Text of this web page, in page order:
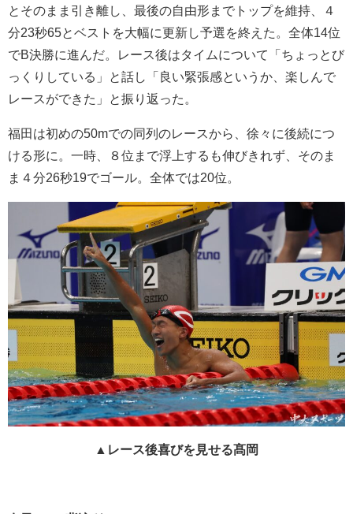
とそのまま引き離し、最後の自由形までトップを維持、４
分23秒65とベストを大幅に更新し予選を終えた。全体14位
でB決勝に進んだ。レース後はタイムについて「ちょっとび
っくりしている」と話し「良い緊張感というか、楽しんで
レースができた」と振り返った。
福田は初めの50mでの同列のレースから、徐々に後続につ
ける形に。一時、８位まで浮上するも伸びきれず、そのま
ま４分26秒19でゴール。全体では20位。
▲レース後喜びを見せる髙岡